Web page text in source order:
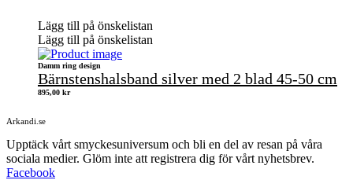
Lägg till på önskelistan
Lägg till på önskelistan
Damm ring design
Bärnstenshalsband silver med 2 blad 45-50 cm
895,00 kr
Arkandi.se
Upptäck vårt smyckesuniversum och bli en del av resan på våra
sociala medier. Glöm inte att registrera dig för vårt nyhetsbrev.
Facebook